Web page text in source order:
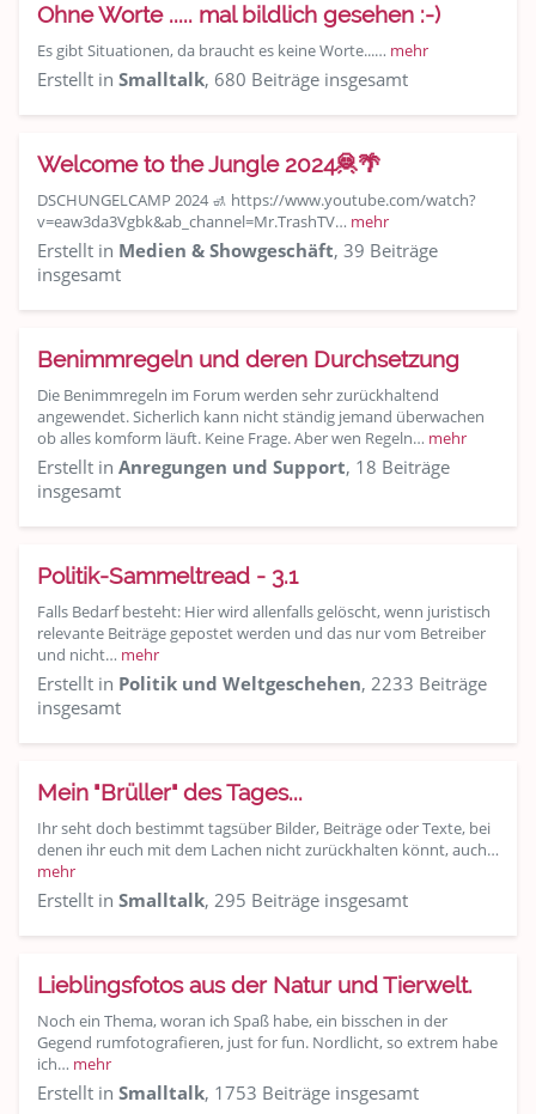
Ohne Worte ..... mal bildlich gesehen :-)
Es gibt Situationen, da braucht es keine Worte...… mehr
Erstellt in Smalltalk, 680 Beiträge insgesamt
Welcome to the Jungle 2024🦧🌴
DSCHUNGELCAMP 2024 🚮 https://www.youtube.com/watch?
v=eaw3da3Vgbk&ab_channel=Mr.TrashTV… mehr
Erstellt in Medien & Showgeschäft, 39 Beiträge
insgesamt
Benimmregeln und deren Durchsetzung
Die Benimmregeln im Forum werden sehr zurückhaltend
angewendet. Sicherlich kann nicht ständig jemand überwachen
ob alles komform läuft. Keine Frage. Aber wen Regeln… mehr
Erstellt in Anregungen und Support, 18 Beiträge
insgesamt
Politik-Sammeltread - 3.1
Falls Bedarf besteht: Hier wird allenfalls gelöscht, wenn juristisch
relevante Beiträge gepostet werden und das nur vom Betreiber
und nicht… mehr
Erstellt in Politik und Weltgeschehen, 2233 Beiträge
insgesamt
Mein "Brüller" des Tages...
Ihr seht doch bestimmt tagsüber Bilder, Beiträge oder Texte, bei
denen ihr euch mit dem Lachen nicht zurückhalten könnt, auch…
mehr
Erstellt in Smalltalk, 295 Beiträge insgesamt
Lieblingsfotos aus der Natur und Tierwelt.
Noch ein Thema, woran ich Spaß habe, ein bisschen in der
Gegend rumfotografieren, just for fun. Nordlicht, so extrem habe
ich… mehr
Erstellt in Smalltalk, 1753 Beiträge insgesamt